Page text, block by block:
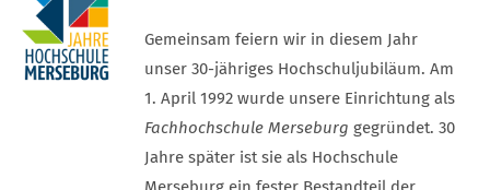
Gemeinsam feiern wir in diesem Jahr
unser 30-jähriges Hochschuljubiläum. Am
1. April 1992 wurde unsere Einrichtung als
Fachhochschule Merseburg gegründet. 30
Jahre später ist sie als Hochschule